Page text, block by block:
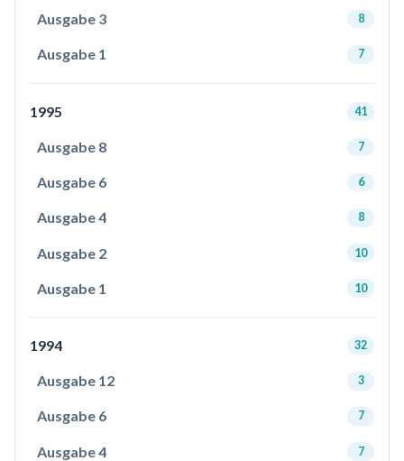
Ausgabe 3 8
Ausgabe 1 7
1995 41
Ausgabe 8 7
Ausgabe 6 6
Ausgabe 4 8
Ausgabe 2 10
Ausgabe 1 10
1994 32
Ausgabe 12 3
Ausgabe 6 7
Ausgabe 4 7